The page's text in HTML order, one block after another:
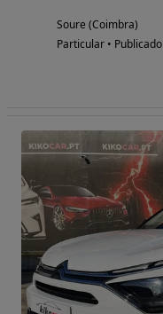
Soure (Coimbra)
Particular • Publicado